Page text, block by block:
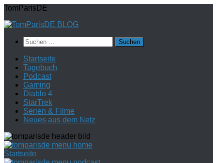
Zum
springen
TomParisDE
Suchen
nach:
Startseite
Tagebuch
Podcast
Gaming
Diablo 4
StarTrek
Serien & Filme
Neues aus dem Netz
Startseite